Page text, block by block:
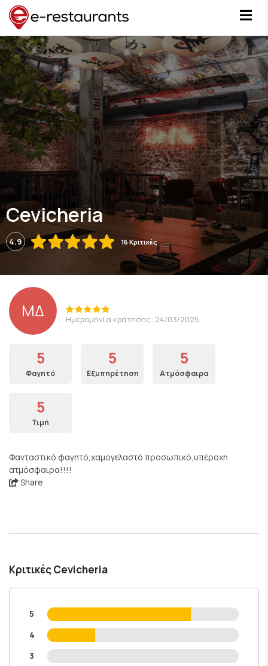
Cevicheria
4.9 16 Κριτικές
ΜΔ Ημερομηνία κράτησης: 24/03/2025
5
Φαγητό
5
Εξυπηρέτηση
5
Ατμόσφαιρα
5
Τιμή
Φανταστικό φαγητό,χαμογελαστό προσωπικό,υπέροχη
ατμόσφαιρα!!!!
Share
Κριτικές Cevicheria
5
4
3